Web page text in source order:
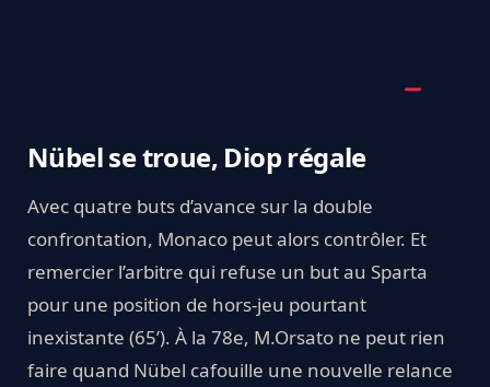
Nübel se troue, Diop régale
Avec quatre buts d’avance sur la double
confrontation, Monaco peut alors contrôler. Et
remercier l’arbitre qui refuse un but au Sparta
pour une position de hors-jeu pourtant
inexistante (65’). À la 78e, M.Orsato ne peut rien
faire quand Nübel cafouille une nouvelle relance